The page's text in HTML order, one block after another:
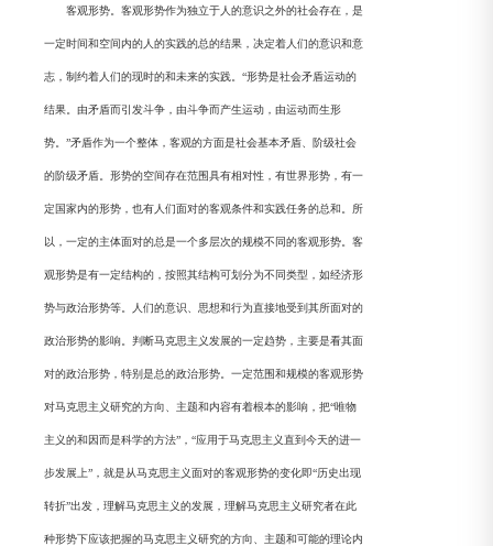
客观形势。客观形势作为独立于人的意识之外的社会存在，是
一定时间和空间内的人的实践的总的结果，决定着人们的意识和意
志，制约着人们的现时的和未来的实践。“形势是社会矛盾运动的
结果。由矛盾而引发斗争，由斗争而产生运动，由运动而生形
势。”矛盾作为一个整体，客观的方面是社会基本矛盾、阶级社会
的阶级矛盾。形势的空间存在范围具有相对性，有世界形势，有一
定国家内的形势，也有人们面对的客观条件和实践任务的总和。所
以，一定的主体面对的总是一个多层次的规模不同的客观形势。客
观形势是有一定结构的，按照其结构可划分为不同类型，如经济形
势与政治形势等。人们的意识、思想和行为直接地受到其所面对的
政治形势的影响。判断马克思主义发展的一定趋势，主要是看其面
对的政治形势，特别是总的政治形势。一定范围和规模的客观形势
对马克思主义研究的方向、主题和内容有着根本的影响，把“唯物
主义的和因而是科学的方法”，“应用于马克思主义直到今天的进一
步发展上”，就是从马克思主义面对的客观形势的变化即“历史出现
转折”出发，理解马克思主义的发展，理解马克思主义研究者在此
种形势下应该把握的马克思主义研究的方向、主题和可能的理论内